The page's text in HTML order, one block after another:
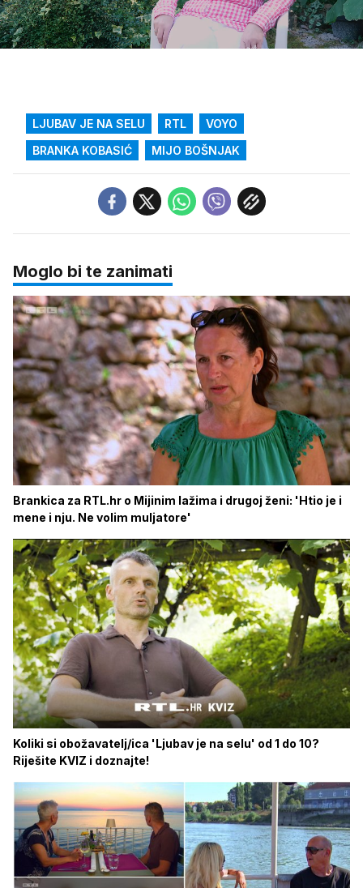
Upali
zvuk
/
Loaded:
9.84%
LJUBAV JE NA SELU RTL
VOYO
BRANKA KOBASIĆ
MIJO BOŠNJAK
Moglo bi te zanimati
Brankica za RTL.hr o Mijinim lažima i drugoj ženi: 'Htio je i
mene i nju. Ne volim muljatore'
Koliki si obožavatelj/ica 'Ljubav je na selu' od 1 do 10?
Riješite KVIZ i doznajte!